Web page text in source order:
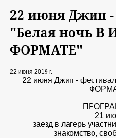
22 июня Джип -
"Белая ночь В
ФОРМАТЕ"
22 июня 2019 г.
22 июня Джип -
21
заезд в лагерь
знакомство,